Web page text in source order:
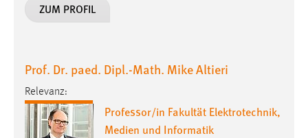
ZUM PROFIL
Prof. Dr. paed. Dipl.-Math. Mike Altieri
Relevanz:
Professor/in Fakultät Elektrotechnik,
Medien und Informatik